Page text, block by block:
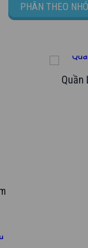
PHÂN THEO
Quần